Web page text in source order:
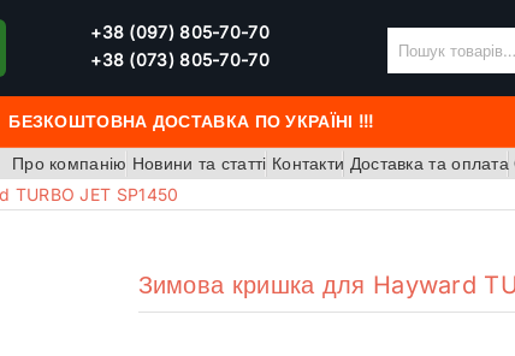
БЕЗКОШТОВНА ДОСТАВКА ПО УКРАЇНІ !!!
+38 (097) 805-70-70
+38 (073) 805-70-70
Про компанію Новини та статті Контакти Доставка та оплата
TURBO JET SP1450
Зимова кришка для Hayward